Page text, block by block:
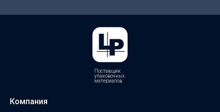
Поставщик
упаковочных
материалов
Компания